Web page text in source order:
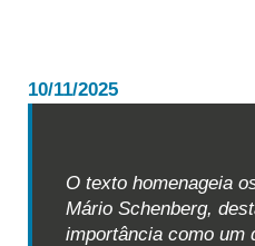
10/11/2025
O texto homenageia
Mário Schenberg,
importância como um